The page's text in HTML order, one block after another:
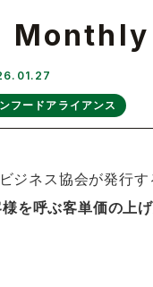
フードアライアンス
ジネス協会が発行
を呼ぶ客単価の上げ